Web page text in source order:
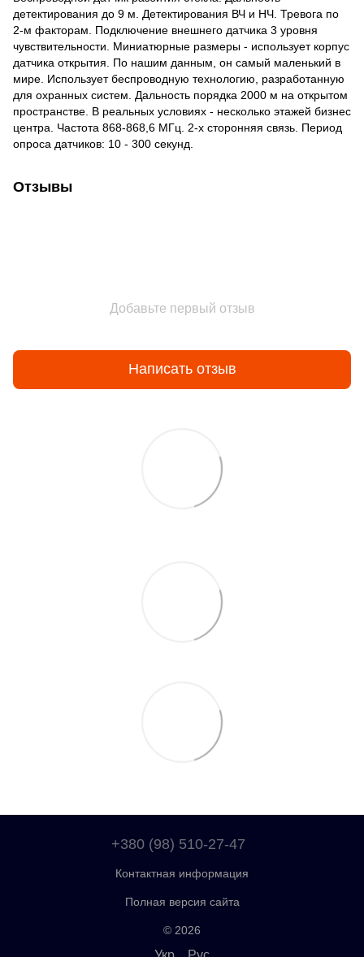
детектирования до 9 м. Детектирования ВЧ и НЧ. Тревога по
2-м факторам. Подключение внешнего датчика 3 уровня
чувствительности. Миниатюрные размеры - использует корпус
датчика открытия. По нашим данным, он самый маленький в
мире. Использует беспроводную технологию, разработанную
для охранных систем. Дальность порядка 2000 м на открытом
пространстве. В реальных условиях - несколько этажей бизнес
центра. Частота 868-868,6 МГц. 2-х сторонняя связь. Период
опроса датчиков: 10 - 300 секунд.
Отзывы
Добавьте первый отзыв
Написать отзыв
+380 (98) 510-27-47
Контактная информация
Полная версия сайта
© 2026